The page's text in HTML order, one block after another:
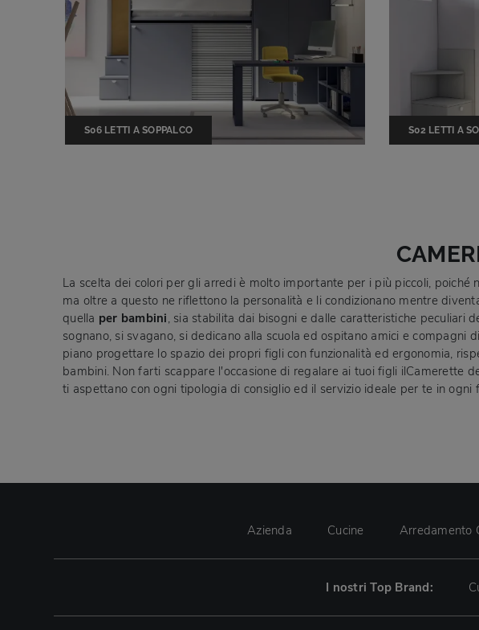
S06 LETTI A SOPPALCO S02 LETTI A
La scelta dei colori per gli arredi è molto importante per i più piccoli,
ma oltre a questo ne riflettono la personalità e li condizionano mentre
quella per bambini, sia stabilita dai bisogni e dalle caratteristiche peculiari
sognano, si svagano, si dedicano alla scuola ed ospitano amici e
piano progettare lo spazio dei propri figli con funzionalità ed ergonomia,
bambini. Non farti scappare l'occasione di regalare ai tuoi figli ilCamerette
ti aspettano con ogni tipologia di consiglio ed il servizio ideale per te in ogni
Azienda Cucine Arredamento
I nostri Top Brand: